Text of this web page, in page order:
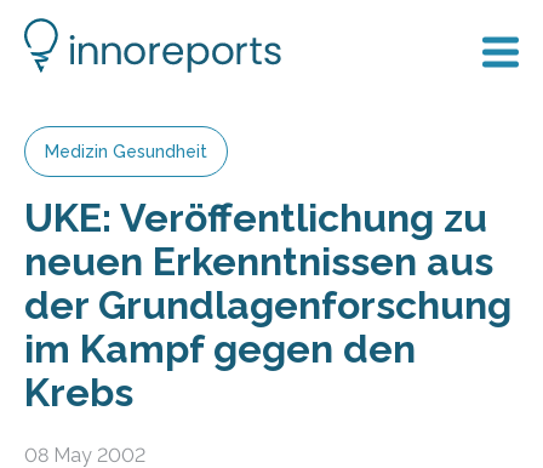
Medizin Gesundheit
UKE: Veröffentlichung zu
neuen Erkenntnissen aus
der Grundlagenforschung
im Kampf gegen den
Krebs
08 May 2002